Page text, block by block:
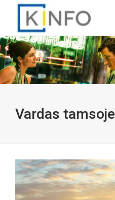
Vardas tamsoje